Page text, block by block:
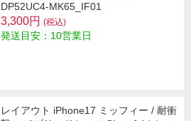
DP52UC4-MK65_IF01
3,300円 (税込)
発送目安：10営業日
レイアウト iPhone17 ミッフィー / 耐衝